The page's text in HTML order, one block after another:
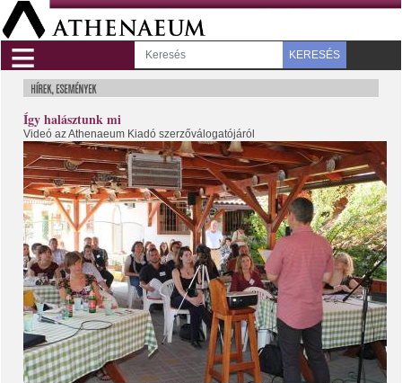
≡ KERESÉS
Így halásztunk mi
Videó az Athenaeum Kiadó szerzőválogatójáról